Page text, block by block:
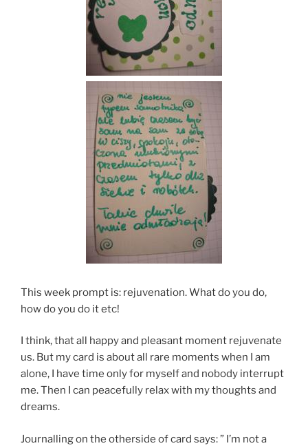
This week prompt is: rejuvenation. What do you do,
how do you do it etc!
I think, that all happy and pleasant moment rejuvenate
us. But my card is about all rare moments when I am
alone, I have time only for myself and nobody interrupt
me. Then I can peacefully relax with my thoughts and
dreams.
Journalling on the otherside of card says: ” I’m not a